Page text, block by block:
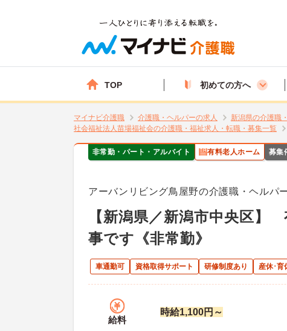
TOP 初めての方へ
マイナビ介護職 介護職・ヘルパーの求人 新潟県の介護職
社会福祉法人苗場福祉会の介護職・福祉求人・転職・募集一覧
非常勤・パート・アルバイト 有料老人ホーム 募集
アーバンリビング鳥屋野の介護職・ヘルパ
【新潟県／新潟市中央区
事です《非常勤》
車通勤可 資格取得サポート 研修制度あり 産休･育
給料
時給1,100円～